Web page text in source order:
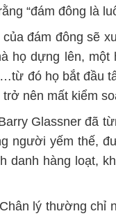
“đám đông là
đám đông sẽ
họ dựng lên, một
đó họ bắt đầu
trở nên mất kiểm
Glassner đã
người yếm thế,
danh hàng loạt,
lý thường chỉ